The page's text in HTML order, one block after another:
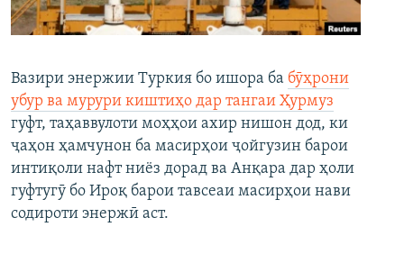
Вазири энержии Туркия бо ишора ба бӯҳрони
убур ва мурури киштиҳо дар тангаи Ҳурмуз
гуфт, таҳаввулоти моҳҳои ахир нишон дод, ки
ҷаҳон ҳамчунон ба масирҳои ҷойгузин барои
интиқоли нафт ниёз дорад ва Анқара дар ҳоли
гуфтугӯ бо Ироқ барои тавсеаи масирҳои нави
содироти энержӣ аст.